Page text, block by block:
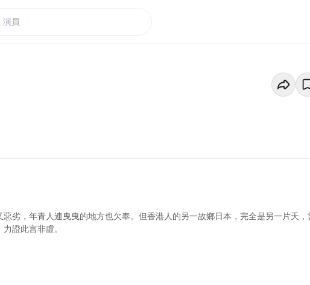
劣，年青人連曳曳的地方也欠奉。但香港人的另一故鄉日本，完全是另一片天，
證此言非虛。